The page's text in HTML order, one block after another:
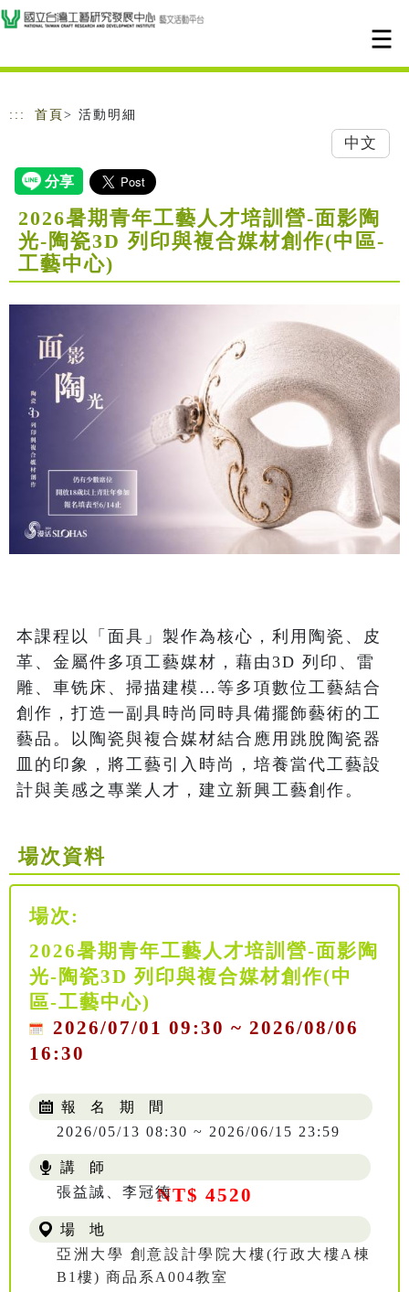
跳到主要內容
網站導覽
::: 首頁 > 活動明細
中文
2026暑期青年工藝人才培訓營-面影陶
光-陶瓷3D 列印與複合媒材創作(中區-
工藝中心)
本課程以「面具」製作為核心，利用陶瓷、皮
革、金屬件多項工藝媒材，藉由3D 列印、雷
雕、車铣床、掃描建模…等多項數位工藝結合
創作，打造一副具時尚同時具備擺飾藝術的工
藝品。以陶瓷與複合媒材結合應用跳脫陶瓷器
皿的印象，將工藝引入時尚，培養當代工藝設
計與美感之專業人才，建立新興工藝創作。
場次資料
場次:
2026暑期青年工藝人才培訓營-面影陶
光-陶瓷3D 列印與複合媒材創作(中
區-工藝中心)
2026/07/01 09:30 ~ 2026/08/06
16:30
NT$ 4520
報 名 期 間
2026/05/13 08:30 ~ 2026/06/15 23:59
講 師
張益誠、李冠德
場 地
亞洲大學 創意設計學院大樓(行政大樓A棟
B1樓) 商品系A004教室